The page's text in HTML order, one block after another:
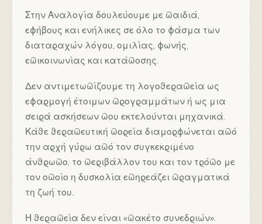
Στην Αναλογία δουλεύουμε με παιδιά,
εφήβους και ενήλικες σε όλο το φάσμα των
διαταραχών λόγου, ομιλίας, φωνής,
επικοινωνίας και κατάποσης.
Δεν αντιμετωπίζουμε τη λογοθεραπεία ως
εφαρμογή έτοιμων προγραμμάτων ή ως μια
σειρά ασκήσεων που εκτελούνται μηχανικά.
Κάθε θεραπευτική πορεία διαμορφώνεται από
την αρχή γύρω από τον συγκεκριμένο
άνθρωπο, το περιβάλλον του και τον τρόπο με
τον οποίο η δυσκολία επηρεάζει πραγματικά
τη ζωή του.
Η θεραπεία δεν είναι «πακέτο συνεδριών».